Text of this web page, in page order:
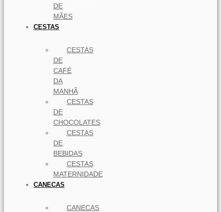
DE
MÃES
CESTAS
CESTAS
DE
CAFÉ
DA
MANHÃ
CESTAS
DE
CHOCOLATES
CESTAS
DE
BEBIDAS
CESTAS
MATERNIDADE
CANECAS
CANECAS